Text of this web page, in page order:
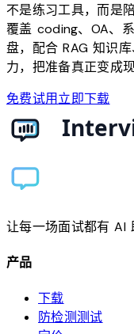
不是练习工具，而是
覆盖 coding、OA、
盘，配合 RAG 知识
力，把准备真正变成现
免费试用立即下载
让每一场面试都有 AI
产品
下载
防检测测试